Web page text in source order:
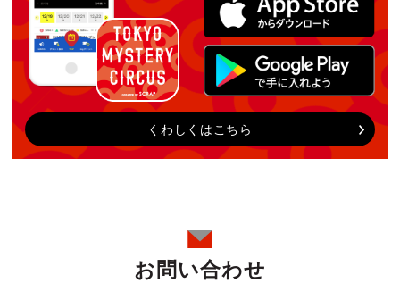
くわしくはこちら
お問い合わせ